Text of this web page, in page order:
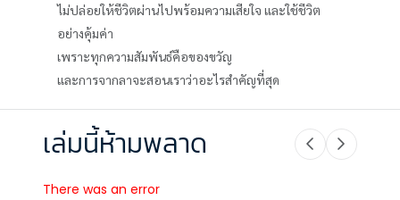
ไม่ปล่อยให้ชีวิตผ่านไปพร้อมความเสียใจ และใช้ชีวิต
อย่างคุ้มค่า
เพราะทุกความสัมพันธ์คือของขวัญ
และการจากลาจะสอนเราว่าอะไรสำคัญที่สุด
เล่มนี้ห้ามพลาด
There was an error